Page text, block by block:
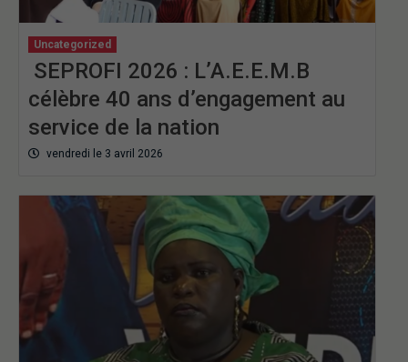
Uncategorized
SEPROFI 2026 : L’A.E.E.M.B
célèbre 40 ans d’engagement au
service de la nation
vendredi le 3 avril 2026